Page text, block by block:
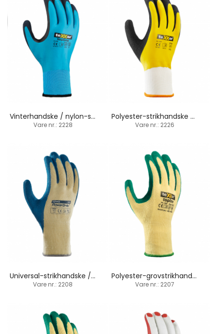
Vinterhandske / nylon-strik / sand-latexbelægning
Vare nr.: 2228
Polyester-strikhandske / 100% belægning latex
Vare nr.: 2226
Universal-strikhandske / latex-håndfladebelægning
Vare nr.: 2208
Polyester-grovstrikhandske / latex-belægning / termisk
Vare nr.: 2207